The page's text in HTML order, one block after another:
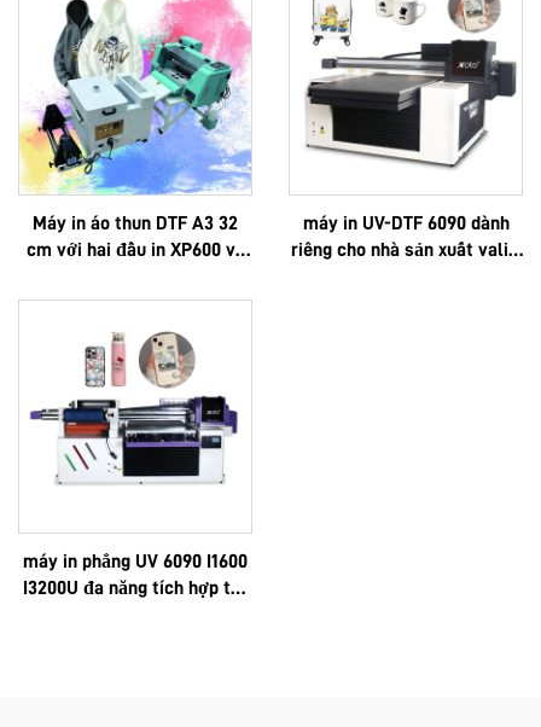
Máy in áo thun DTF A3 32
cm với hai đầu in XP600 và
máy in UV-DTF 6090 dành
riêng cho nhà sản xuất vali –
máy in phẳng UV 6090 I1600
I3200U đa năng tích hợp tất